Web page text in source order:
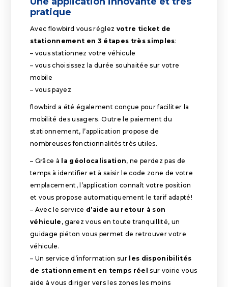
pratique
Avec flowbird vous réglez votre ticket de
stationnement en 3 étapes très simples:
– vous stationnez votre véhicule
– vous choisissez la durée souhaitée sur votre
mobile
– vous payez
flowbird a été également conçue pour faciliter la
mobilité des usagers. Outre le paiement du
stationnement, l’application propose de
nombreuses fonctionnalités très utiles.
– Grâce à la géolocalisation, ne perdez pas de
temps à identifier et à saisir le code zone de votre
emplacement, l’application connaît votre position
et vous propose automatiquement le tarif adapté!
– Avec le service d’aide au retour à son
véhicule , garez vous en toute tranquillité, un
guidage piéton vous permet de retrouver votre
véhicule.
– Un service d’information surles disponibilités
de stationnement en temps réel
sur voirie vous
aide à vous diriger vers les zones les moins